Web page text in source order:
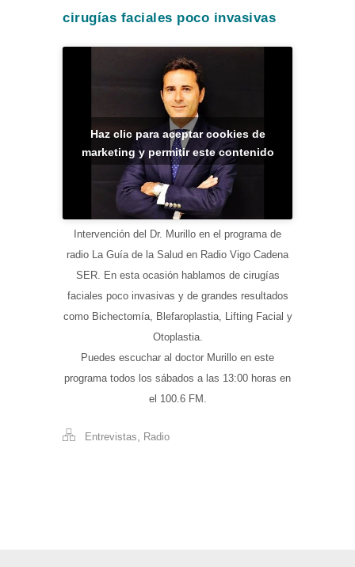
cirugías faciales poco invasivas
Haz clic para aceptar cookies de
marketing y permitir este contenido
Intervención del Dr. Murillo en el programa de
radio La Guía de la Salud en Radio Vigo Cadena
SER. En esta ocasión hablamos de cirugías
faciales poco invasivas y de grandes resultados
como Bichectomía, Blefaroplastia, Lifting Facial y
Otoplastia.
Puedes escuchar al doctor Murillo en este
programa todos los sábados a las 13:00 horas en
el 100.6 FM.
Entrevistas Radio